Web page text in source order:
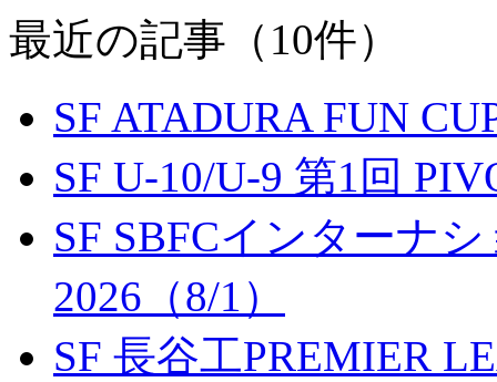
最近の記事（10件）
SF ATADURA FUN
SF U-10/U-9 第1回
SF SBFCインターナ
2026（8/1）
SF 長谷工PREMIER